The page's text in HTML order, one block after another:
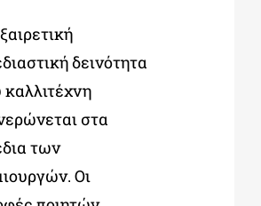
δεινότητα
καλλιτέχνη
στα
των
Οι